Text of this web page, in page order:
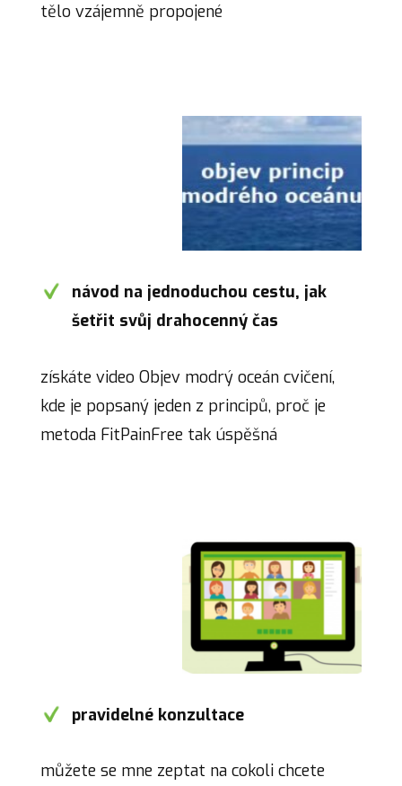
tělo vzájemně propojené
návod na jednoduchou cestu, jak
šetřit svůj drahocenný čas
získáte video Objev modrý oceán cvičení,
kde je popsaný jeden z principů, proč je
metoda FitPainFree tak úspěšná
pravidelné konzultace
můžete se mne zeptat na cokoli chcete